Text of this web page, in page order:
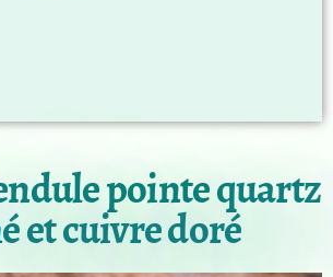
pointe quartz
et cuivre doré